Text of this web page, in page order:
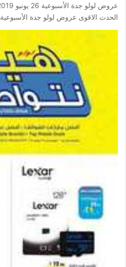
الحدث الاقوى عروض لولو جدة الأسبوعية 26 يونيو 2019…